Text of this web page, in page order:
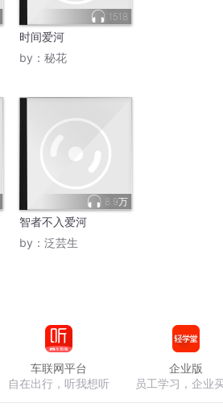
1518
时间爱河
by： 秘花
8.9万
智者不入爱河
by： 泛芸生
车联网平台
自在出行，听我想听
企业版
员工学习，企业